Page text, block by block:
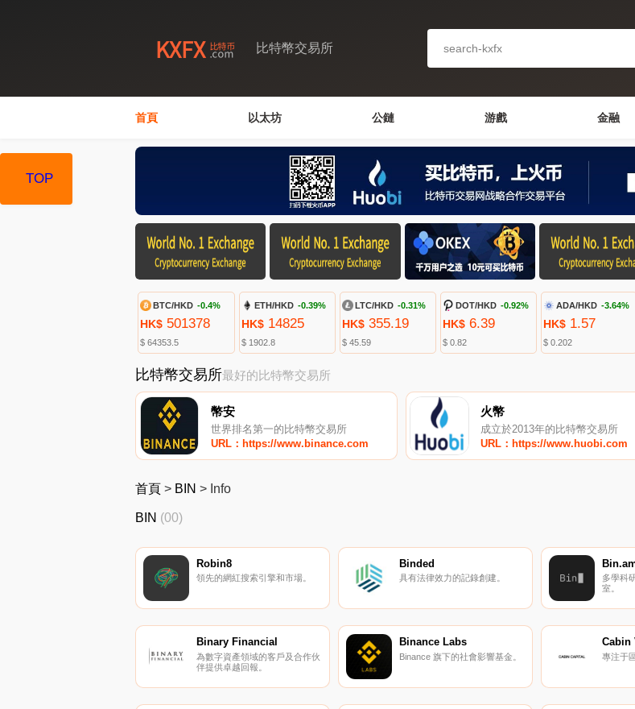
比特幣交易所
首頁 以太坊 公鏈 游戲 金融
BTC/HKD -0.4%
HK$ 501378
$ 64353.5
ETH/HKD -0.39%
HK$14825
$ 1902.8
LTC/HKD -0.31%
HK$355.19
$ 45.59
DOT/HKD -0.92%
HK$6.39
$ 0.82
ADA/HKD -3.64%
HK$1.57
$ 0.202
比特幣交易所最好的比特幣交易所
幣安
世界排名第一的比特幣交易所
URL：https://www.binance.com
火幣
成立於2013年的比特幣交易所
URL：https://www.huobi.com
首頁 > BIN > Info
TOP
BIN (00)
Robin8
領先的網紅搜索引擎和市場。
Binded
具有法律效力的記錄創建。
多學科
室。
Binary Financial
為數字資產領域的客戶及合作伙
伴提供卓越回報。
Binance Labs
Binance 旗下的社會影響基金。
Cabin
專注于